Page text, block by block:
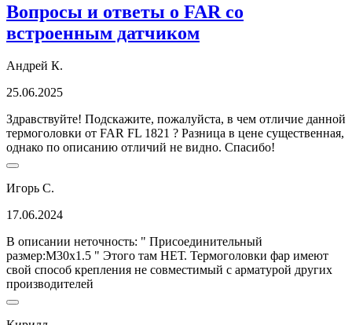
Вопросы и ответы о FAR со
встроенным датчиком
Андрей К.
25.06.2025
Здравствуйте! Подскажите, пожалуйста, в чем отличие данной
термоголовки от FAR FL 1821 ? Разница в цене существенная,
однако по описанию отличий не видно. Спасибо!
Игорь С.
17.06.2024
В описании неточность: " Присоединительный
размер:М30х1.5 " Этого там НЕТ. Термоголовки фар имеют
свой способ крепления не совместимый с арматурой других
производителей